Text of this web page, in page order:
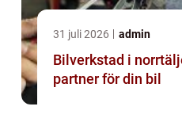
31 juli 2026 admin
Bilverkstad i norrtälje så väljer du
partner för din bil